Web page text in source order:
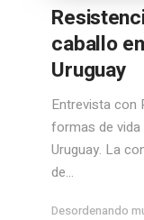
caballo
Uruguay
Entrevista con
formas de
Uruguay. La
de...
Desordenando